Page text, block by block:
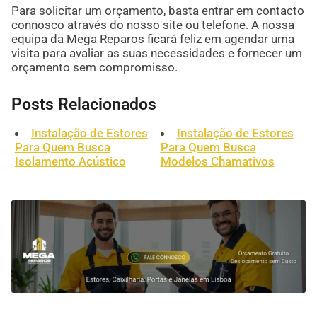
Para solicitar um orçamento, basta entrar em contacto
connosco através do nosso site ou telefone. A nossa
equipa da Mega Reparos ficará feliz em agendar uma
visita para avaliar as suas necessidades e fornecer um
orçamento sem compromisso.
Posts Relacionados
Instalação de Estores
Para Quem Busca
Isolamento Acústico
Instalação de Estores
Para Quem Busca
Modelos Chamativos